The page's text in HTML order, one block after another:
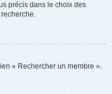
précis dans le choix des
« Rechercher un membre ».